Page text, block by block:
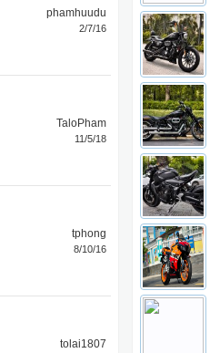
phamhuudu
2/7/16
TaloPham
11/5/18
tphong
8/10/16
tolai1807